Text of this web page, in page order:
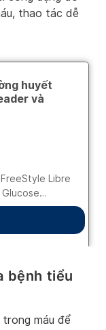
thao tác dễ
bệnh tiểu
trong máu để